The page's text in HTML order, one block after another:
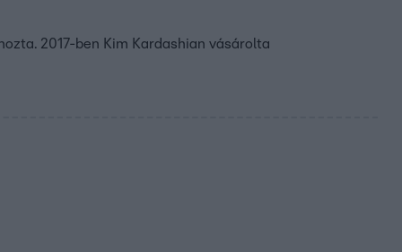
2017-ben Kim Kardashian vásárolta